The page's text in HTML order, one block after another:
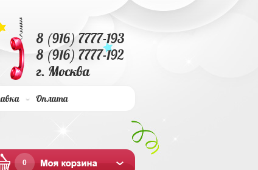
8 (916) 7777-193
8 (916) 7777-192
г. Москва
Оплата
0